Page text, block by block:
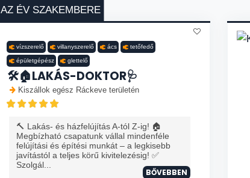
AZ ÉV SZAKEMBERE
vízszerelő villanyszerelő ács tetőfedő
épületgépész glettelő
🛠️🏠LAKÁS-DOKTOR🩺
Kiszállok egész Ráckeve területén
🔨 Lakás- és házfelújítás A-tól Z-ig! 🏠
Megbízható csapatunk vállal mindenféle
felújítási és építési munkát – a legkisebb
javítástól a teljes körű kivitelezésig! ✅
Szolgál...
BŐVEBBEN